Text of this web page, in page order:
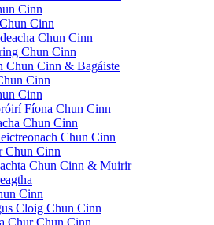
Cinn
Cinn
Chun Cinn
Chun Cinn
Chun Cinn & Bagáiste
Cinn
Cinn
Fíona Chun Cinn
Chun Cinn
Chun Cinn
Chun Cinn
Chun Cinn & Muirir
Cinn
Cloig Chun Cinn
Chur Chun Cinn